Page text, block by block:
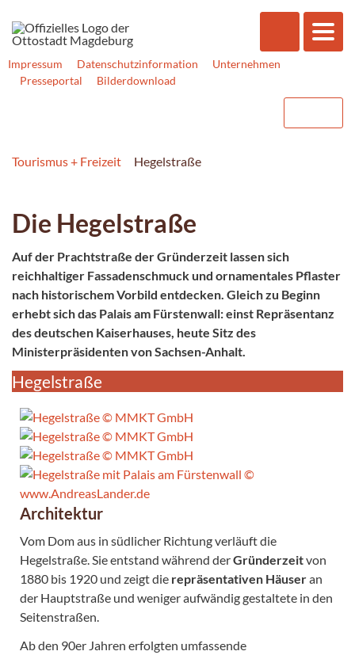
Impressum Datenschutzinformation
Unternehmen
Presseportal
Bilderdownload
Tourismus + Freizeit Hegelstraße
Die Hegelstraße
Auf der Prachtstraße der Gründerzeit lassen sich
reichhaltiger Fassadenschmuck und ornamentales Pflaster
nach historischem Vorbild entdecken. Gleich zu Beginn
erhebt sich das Palais am Fürstenwall: einst Repräsentanz
des deutschen Kaiserhauses, heute Sitz des
Ministerpräsidenten von Sachsen-Anhalt.
Hegelstraße
Architektur
Vom Dom aus in südlicher Richtung verläuft die
Hegelstraße. Sie entstand während derGründerzeitvon
1880 bis 1920 und zeigt die repräsentativen Häuseran
der Hauptstraße und weniger aufwändig gestaltete in den
Seitenstraßen.
Ab den 90er Jahren erfolgten umfassende